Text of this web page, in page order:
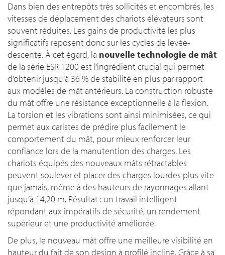
Dans bien des entrepôts très sollicités et encombrés, les
vitesses de déplacement des chariots élévateurs sont
souvent réduites. Les gains de productivité les plus
significatifs reposent donc sur les cycles de levée-
descente. À cet égard, la nouvelle technologie de mât
de la série ESR 1200 est l’ingrédient crucial qui permet
d’obtenir jusqu’à 36 % de stabilité en plus par rapport
aux modèles de mât antérieurs. La construction robuste
du mât offre une résistance exceptionnelle à la flexion.
La torsion et les vibrations sont ainsi minimisées, ce qui
permet aux caristes de prédire plus facilement le
comportement du mât, pour mieux renforcer leur
confiance lors de la manutention des charges. Les
chariots équipés des nouveaux mâts rétractables
peuvent soulever et placer des charges lourdes plus vite
que jamais, même à des hauteurs de rayonnages allant
jusqu’à 14,20 m. Résultat : un travail intelligent
répondant aux impératifs de sécurité, un rendement
supérieur et une productivité améliorée.
De plus, le nouveau mât offre une meilleure visibilité en
hauteur du fait de son design à profilé incliné. Grâce à sa